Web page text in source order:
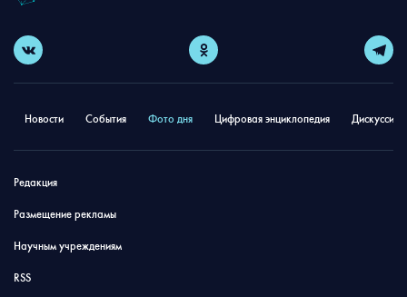
Новости События Фото дня Цифровая энциклопедия
Редакция
Размещение рекламы
Научным учреждениям
RSS